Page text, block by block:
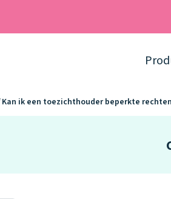
Kan ik een toezichthouder beperkte